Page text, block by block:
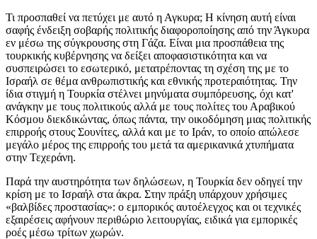
Τι προσπαθεί να πετύχει με αυτό η Αγκυρα; Η κίνηση αυτή είναι
σαφής ένδειξη σοβαρής πολιτικής διαφοροποίησης από την Άγκυρα
εν μέσω της σύγκρουσης στη Γάζα. Είναι μια προσπάθεια της
τουρκικής κυβέρνησης να δείξει αποφασιστικότητα και να
συσπειρώσει το εσωτερικό, μετατρέποντας τη σχέση της με το
Ισραήλ σε θέμα ανθρωπιστικής και εθνικής προτεραιότητας. Την
ίδια στιγμή η Τουρκία στέλνει μηνύματα συμπόρευσης, όχι κατ'
ανάγκην με τους πολιτικούς αλλά με τους πολίτες του Αραβικού
Κόσμου διεκδικώντας, όπως πάντα, την οικοδόμηση μιας πολιτικής
επιρροής στους Σουνίτες, αλλά και με το Ιράν, το οποίο απώλεσε
μεγάλο μέρος της επιρροής του μετά τα αμερικανικά χτυπήματα
στην Τεχεράνη.
Παρά την αυστηρότητα των δηλώσεων, η Τουρκία δεν οδηγεί την
κρίση με το Ισραήλ στα άκρα. Στην πράξη υπάρχουν χρήσιμες
«βαλβίδες προστασίας»: ο εμπορικός αυτοέλεγχος και οι τεχνικές
εξαιρέσεις αφήνουν περιθώριο λειτουργίας, ειδικά για εμπορικές
ροές μέσω τρίτων χωρών.